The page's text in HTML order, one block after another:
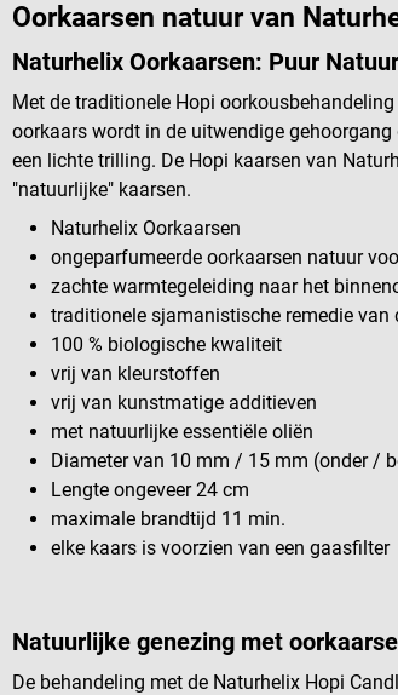
Oorkaarsen natuur van
Naturhelix Oorkaarsen: Puur
Met de traditionele Hopi
oorkaars wordt in de uitwendige
een lichte trilling. De Hopi kaarsen van
"natuurlijke" kaarsen.
Naturhelix Oorkaarsen
ongeparfumeerde oorkaarsen natuur
zachte warmtegeleiding naar het
traditionele sjamanistische remedie van
100 % biologische kwaliteit
vrij van kleurstoffen
vrij van kunstmatige additieven
met natuurlijke essentiële oliën
Diameter van 10 mm / 15 mm (onder /
Lengte ongeveer 24 cm
maximale brandtijd 11 min.
elke kaars is voorzien van een gaasfilter
Natuurlijke genezing met
De behandeling met de Naturhelix Hopi